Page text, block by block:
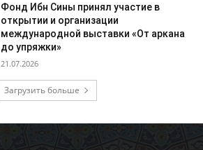
Фонд Ибн Сины принял участие в
открытии и организации
международной выставки «От аркана
до упряжки»
21.07.2026
Загрузить больше